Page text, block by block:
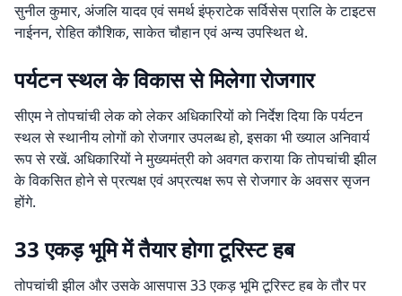
सुनील कुमार, अंजलि यादव एवं समर्थ इंफ्राटेक सर्विसेस प्रालि के टाइटस
नाईनन, रोहित कौशिक, साकेत चौहान एवं अन्य उपस्थित थे.
पर्यटन स्थल के विकास से मिलेगा रोजगार
सीएम ने तोपचांची लेक को लेकर अधिकारियों को निर्देश दिया कि पर्यटन
स्थल से स्थानीय लोगों को रोजगार उपलब्ध हो, इसका भी ख्याल अनिवार्य
रूप से रखें. अधिकारियों ने मुख्यमंत्री को अवगत कराया कि तोपचांची झील
के विकसित होने से प्रत्यक्ष एवं अप्रत्यक्ष रूप से रोजगार के अवसर सृजन
होंगे.
33 एकड़ भूमि में तैयार होगा टूरिस्ट हब
तोपचांची झील और उसके आसपास 33 एकड़ भूमि टूरिस्ट हब के तौर पर